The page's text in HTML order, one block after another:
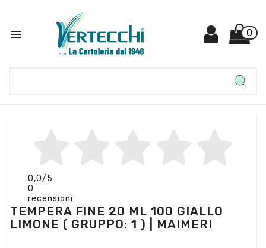
 0
0,0/5
0
recensioni
TEMPERA FINE 20 ML 100 GIALLO
LIMONE ( GRUPPO: 1 ) | MAIMERI